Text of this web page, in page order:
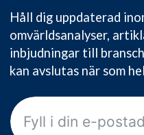
Håll dig uppdaterad
omvärldsanalyser,
inbjudningar till
kan avslutas när som